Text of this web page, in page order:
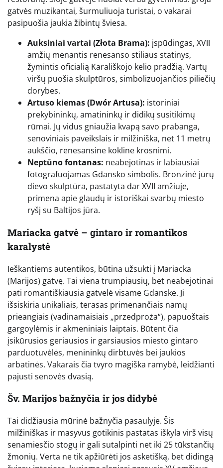
gatvės muzikantai, šurmuliuoja turistai, o vakarai
pasipuošia jaukia žibintų šviesa.
Auksiniai vartai (Złota Brama): įspūdingas, XVII
amžių menantis renesanso stiliaus statinys,
žymintis oficialią Karališkojo kelio pradžią. Vartų
viršų puošia skulptūros, simbolizuojančios piliečių
dorybes.
Artuso kiemas (Dwór Artusa): istoriniai
prekybininkų, amatininkų ir didikų susitikimų
rūmai. Jų vidus gniaužia kvapą savo prabanga,
senoviniais paveikslais ir milžiniška, net 11 metrų
aukščio, renesansine kokline krosnimi.
Neptūno fontanas: neabejotinas ir labiausiai
fotografuojamas Gdansko simbolis. Bronzinė jūrų
dievo skulptūra, pastatyta dar XVII amžiuje,
primena apie glaudų ir istoriškai svarbų miesto
ryšį su Baltijos jūra.
Mariacka gatvė – gintaro ir romantikos
karalystė
Ieškantiems autentikos, būtina užsukti į Mariacka
(Marijos) gatvę. Tai viena trumpiausių, bet neabejotinai
pati romantiškiausia gatvelė visame Gdanske. Ji
išsiskiria unikaliais, terasas primenančiais namų
prieangiais (vadinamaisiais „przedproża“), papuoštais
gargoylėmis ir akmeniniais laiptais. Būtent čia
įsikūrusios geriausios ir garsiausios miesto gintaro
parduotuvėlės, menininkų dirbtuvės bei jaukios
arbatinės. Vakarais čia tvyro magiška ramybė, leidžianti
pajusti senovės dvasią.
Šv. Marijos bažnyčia ir jos didybė
Tai didžiausia mūrinė bažnyčia pasaulyje. Šis
milžiniškas ir masyvus gotikinis pastatas iškyla virš visų
senamiesčio stogų ir gali sutalpinti net iki 25 tūkstančių
žmonių. Verta ne tik apžiūrėti jos asketišką, bet didingą